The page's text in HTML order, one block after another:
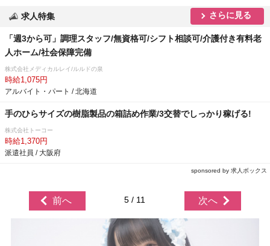
求人特集 さらに見る
「週3から可」調理スタッフ/無資格可/シフト相談可/介護付き有料老
人ホーム/社会保障完備
株式会社メディカルレイ/ルルドの泉
時給1,075円
アルバイト・パート / 北海道
手のひらサイズの樹脂製品の箱詰め作業/3交替でしっかり稼げる!
株式会社トーコー
時給1,370円
派遣社員 / 大阪府
sponsored by 求人ボックス
前へ 5 / 11 次へ